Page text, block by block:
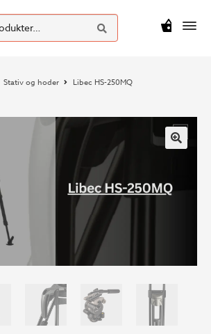
kr0
Stativ og hoder Libec HS-250MQ